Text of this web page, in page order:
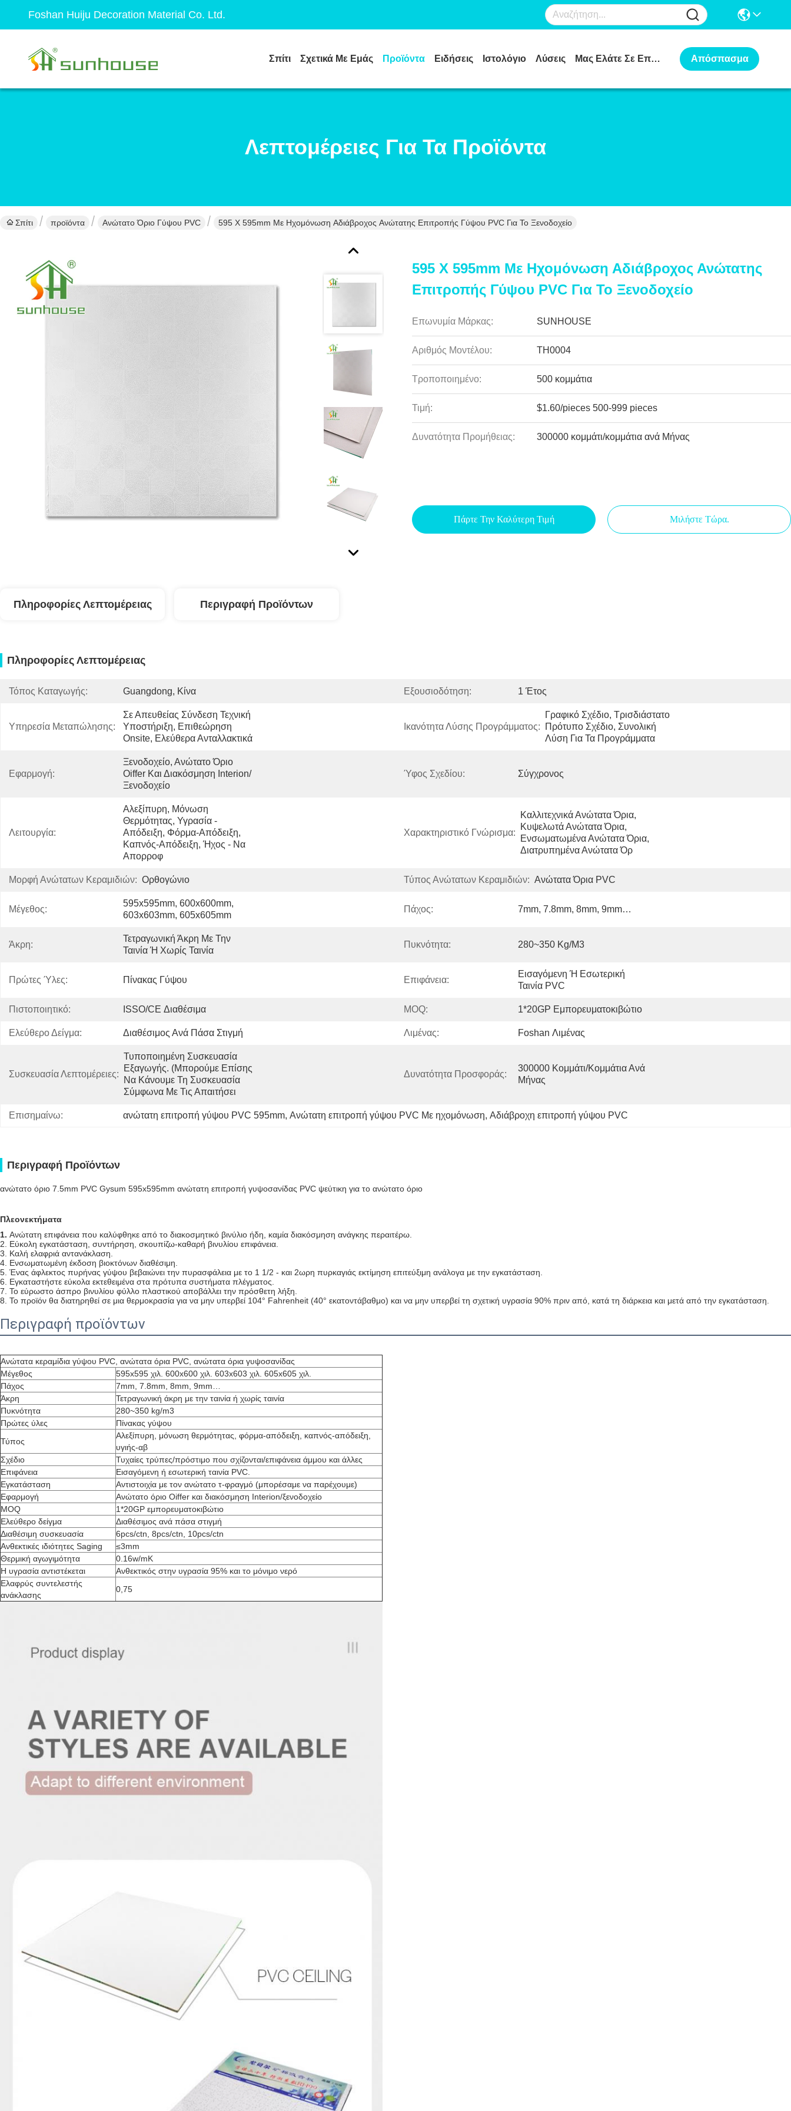
Foshan Huiju Decoration Material Co. Ltd.
Σπίτι Σχετικά Με Εμάς Προϊόντα Ειδήσεις Ιστολόγιο Λύσεις Μας Ελάτε Σε Επαφή Με Απόσπασμα
Λεπτομέρειες Για Τα Προϊόντα
Σπίτι προϊόντα Ανώτατο Όριο Γύψου PVC 595 X 595mm Με Ηχομόνωση Αδιάβροχος Ανώτατης Επιτροπής Γύψου PVC Για Το Ξενοδοχείο
595 X 595mm Με Ηχομόνωση Αδιάβροχος Ανώτατης
Επιτροπής Γύψου PVC Για Το Ξενοδοχείο
Επωνυμία Μάρκας: SUNHOUSE
Αριθμός Μοντέλου: TH0004
Τροποποιημένο: 500 κομμάτια
Τιμή: $1.60/pieces 500-999 pieces
Δυνατότητα Προμήθειας: 300000 κομμάτι/κομμάτια ανά Μήνας
Πάρτε Την Καλύτερη Τιμή Μιλήστε Τώρα.
Πληροφορίες Λεπτομέρειας Περιγραφή Προϊόντων
Πληροφορίες Λεπτομέρειας
Τόπος Καταγωγής: Guangdong, Κίνα Εξουσιοδότηση: 1 Έτος
Υπηρεσία Μεταπώλησης:
Σε Απευθείας Σύνδεση Τεχνική
Υποστήριξη, Επιθεώρηση
Onsite, Ελεύθερα Ανταλλακτικά
Ικανότητα Λύσης Προγράμματος:
Γραφικό Σχέδιο, Τρισδιάστατο
Πρότυπο Σχέδιο, Συνολική
Λύση Για Τα Προγράμματα
Εφαρμογή:
Ξενοδοχείο, Ανώτατο Όριο
Oiffer Και Διακόσμηση Interion/
Ξενοδοχείο
Ύφος Σχεδίου: Σύγχρονος
Λειτουργία:
Αλεξίπυρη, Μόνωση
Θερμότητας, Υγρασία -
Απόδειξη, Φόρμα-Απόδειξη,
Καπνός-Απόδειξη, Ήχος - Να
Απορροφ
Χαρακτηριστικό Γνώρισμα:
Καλλιτεχνικά Ανώτατα Όρια,
Κυψελωτά Ανώτατα Όρια,
Ενσωματωμένα Ανώτατα Όρια,
Διατρυπημένα Ανώτατα Όρ
Μορφή Ανώτατων Κεραμιδιών: Ορθογώνιο Τύπος Ανώτατων Κεραμιδιών: Ανώτατα Όρια PVC
Μέγεθος:
595x595mm, 600x600mm,
603x603mm, 605x605mm
Πάχος: 7mm, 7.8mm, 8mm, 9mm…
Άκρη:
Τετραγωνική Άκρη Με Την
Ταινία Ή Χωρίς Ταινία
Πυκνότητα: 280~350 Kg/m3
Πρώτες Ύλες: Πίνακας Γύψου Επιφάνεια:
Εισαγόμενη Ή Εσωτερική
Ταινία PVC
Πιστοποιητικό: ISSO/CE Διαθέσιμα MOQ: 1*20GP Εμπορευματοκιβώτιο
Ελεύθερο Δείγμα: Διαθέσιμος Ανά Πάσα Στιγμή Λιμένας: Foshan Λιμένας
Συσκευασία Λεπτομέρειες:
Τυποποιημένη Συσκευασία
Εξαγωγής. (μπορούμε Επίσης
Να Κάνουμε Τη Συσκευασία
Σύμφωνα Με Τις Απαιτήσει
Δυνατότητα Προσφοράς:
300000 Κομμάτι/κομμάτια Ανά
Μήνας
Επισημαίνω: ανώτατη επιτροπή γύψου PVC 595mm, Ανώτατη επιτροπή γύψου PVC Με ηχομόνωση, Αδιάβροχη επιτροπή γύψου PVC
Περιγραφή Προϊόντων
ανώτατο όριο 7.5mm PVC Gysum 595x595mm ανώτατη επιτροπή γυψοσανίδας PVC ψεύτικη για το ανώτατο όριο
Πλεονεκτήματα
1. Ανώτατη επιφάνεια που καλύφθηκε από το διακοσμητικό βινύλιο ήδη, καμία διακόσμηση ανάγκης περαιτέρω.
2. Εύκολη εγκατάσταση, συντήρηση, σκουπίζω-καθαρή βινυλίου επιφάνεια.
3. Καλή ελαφριά αντανάκλαση.
4. Ενσωματωμένη έκδοση βιοκτόνων διαθέσιμη.
5. Ένας άφλεκτος πυρήνας γύψου βεβαιώνει την πυρασφάλεια με το 1 1/2 - και 2ωρη πυρκαγιάς εκτίμηση επιτεύξιμη ανάλογα με την εγκατάσταση.
6. Εγκαταστήστε εύκολα εκτεθειμένα στα πρότυπα συστήματα πλέγματος.
7. Το εύρωστο άσπρο βινυλίου φύλλο πλαστικού αποβάλλει την πρόσθετη λήξη.
8. Το προϊόν θα διατηρηθεί σε μια θερμοκρασία για να μην υπερβεί 104° Fahrenheit (40° εκατοντάβαθμο) και να μην υπερβεί τη σχετική υγρασία 90% πριν από, κατά τη διάρκεια και μετά από την εγκατάσταση.
Περιγραφή προϊόντων
Ανώτατα κεραμίδια γύψου PVC, ανώτατα όρια PVC, ανώτατα όρια γυψοσανίδας
Μέγεθος
595x595 χιλ. 600x600 χιλ. 603x603 χιλ. 605x605 χιλ.
Πάχος
7mm, 7.8mm, 8mm, 9mm…
Άκρη
Τετραγωνική άκρη με την ταινία ή χωρίς ταινία
Πυκνότητα
280~350 kg/m3
Πρώτες ύλες
Πίνακας γύψου
Τύπος
Αλεξίπυρη, μόνωση θερμότητας, φόρμα-απόδειξη, καπνός-απόδειξη,
υγιής-αβ
Σχέδιο
Τυχαίες τρύπες/πρόστιμο που σχίζονται/επιφάνεια άμμου και άλλες
Επιφάνεια
Εισαγόμενη ή εσωτερική ταινία PVC.
Εγκατάσταση
Αντιστοιχία με τον ανώτατο τ-φραγμό (μπορέσαμε να παρέχουμε)
Εφαρμογή
Ανώτατο όριο Oiffer και διακόσμηση Interion/ξενοδοχείο
MOQ
1*20GP εμπορευματοκιβώτιο
Ελεύθερο δείγμα
Διαθέσιμος ανά πάσα στιγμή
Διαθέσιμη συσκευασία
6pcs/ctn, 8pcs/ctn, 10pcs/ctn
Ανθεκτικές ιδιότητες Saging
≤3mm
Θερμική αγωγιμότητα
0.16w/mK
Η υγρασία αντιστέκεται
Ανθεκτικός στην υγρασία 95% και το μόνιμο νερό
Ελαφρύς συντελεστής
ανάκλασης
0,75